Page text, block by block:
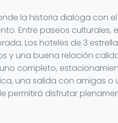
la historia dialoga con
Entre paseos
Los hoteles de 3
y una buena relación
completo,
una salida con amigas
permitirá disfrutar